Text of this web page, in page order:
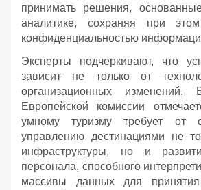
принимать решения,
аналитике, сохраняя при
конфиденциальностью
Эксперты подчеркивают, что
зависит не только от
организационных
Европейской комиссии
умному туризму требует от
управлению дестинациями не
инфраструктуры, но и
персонала, способного
массивы данных для принятия